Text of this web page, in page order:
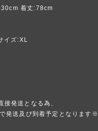
着丈:78cm
イズ:XL
接発送となる為、
発送及び到着予定となります※